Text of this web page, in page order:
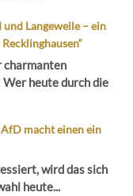
und Langeweile – ein
charmanten
heute durch die
macht einen ein
wird das sich
heute...